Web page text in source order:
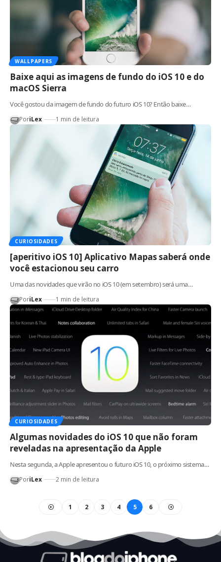
WALLPAPERS
Baixe aqui as imagens de fundo do iOS 10 e do
macOS Sierra
Você gostou da imagem de fundo do futuro iOS 10? Então baixe…
PoriLex 1 min de leitura
CURIOSIDADES
[aperitivo iOS 10] Aplicativo Mapas saberá onde
você estacionou seu carro
Uma das novidades que virão no iOS 10 (em setembro) será uma…
PoriLex 1 min de leitura
CURIOSIDADES
Algumas novidades do iOS 10 que não foram
reveladas na apresentação da Apple
Nesta segunda, a Apple apresentou o futuro iOS 10, o próximo sistema…
PoriLex 2 min de leitura
1 2 3 4 5 6